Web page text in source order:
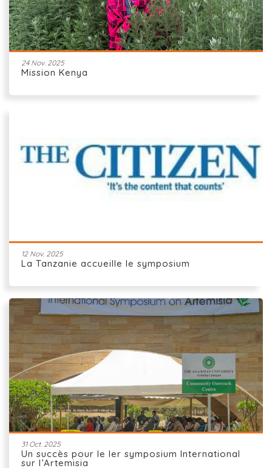
24 Nov. 2025
Mission Kenya
12 Nov. 2025
La Tanzanie accueille le symposium
31 Oct. 2025
Un succès pour le Ier symposium International
sur l’Artemisia